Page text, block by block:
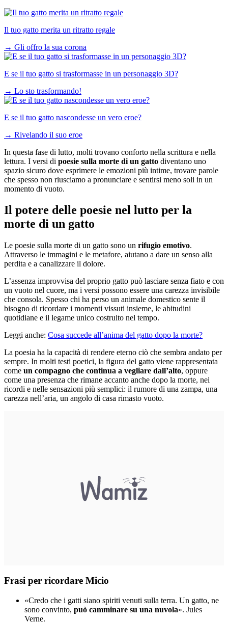
Il tuo gatto merita un ritratto regale
→ Gli offro la sua corona
E se il tuo gatto si trasformasse in un personaggio 3D?
→ Lo sto trasformando!
E se il tuo gatto nascondesse un vero eroe?
→ Rivelando il suo eroe
In questa fase di lutto, molti trovano conforto nella scrittura e nella
lettura. I versi di poesie sulla morte di un gatto diventano uno
spazio sicuro dove esprimere le emozioni più intime, trovare parole
che spesso non riusciamo a pronunciare e sentirsi meno soli in un
momento di vuoto.
Il potere delle poesie nel lutto per la
morte di un gatto
Le poesie sulla morte di un gatto sono un rifugio emotivo.
Attraverso le immagini e le metafore, aiutano a dare un senso alla
perdita e a canalizzare il dolore.
L’assenza improvvisa del proprio gatto può lasciare senza fiato e con
un vuoto nel cuore, ma i versi possono essere una carezza invisibile
che consola. Spesso chi ha perso un animale domestico sente il
bisogno di ricordare i momenti vissuti insieme, le abitudini
quotidiane e il legame unico costruito nel tempo.
Leggi anche: Cosa succede all’anima del gatto dopo la morte?
La poesia ha la capacità di rendere eterno ciò che sembra andato per
sempre. In molti testi poetici, la figura del gatto viene rappresentata
come un compagno che continua a vegliare dall’alto, oppure
come una presenza che rimane accanto anche dopo la morte, nei
ricordi e nelle sensazioni più semplici: il rumore di una zampa, una
carezza nell’aria, un angolo di casa rimasto vuoto.
Frasi per ricordare Micio
«Credo che i gatti siano spiriti venuti sulla terra. Un gatto, ne
sono convinto, può camminare su una nuvola». Jules
Verne.